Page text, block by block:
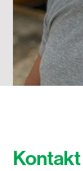
Kontakt